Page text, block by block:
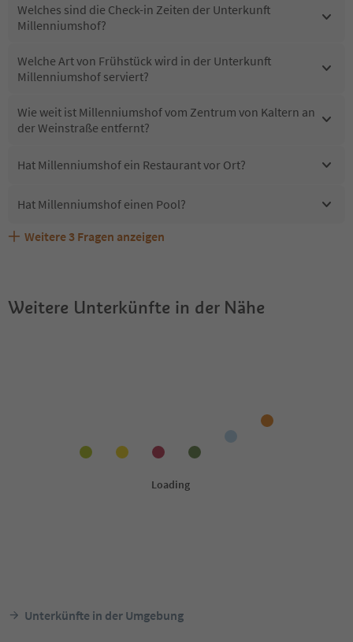
Welches sind die Check-in Zeiten der Unterkunft
Millenniumshof?
Welche Art von Frühstück wird in der Unterkunft
Millenniumshof serviert?
Wie weit ist Millenniumshof vom Zentrum von Kaltern an
der Weinstraße entfernt?
Hat Millenniumshof ein Restaurant vor Ort?
Hat Millenniumshof einen Pool?
Sind Haustiere in der Unterkunft Millenniumshof
Welche Services bietet Millenniumshof?
Erhalten die Gäste von Millenniumshof einen Südtirol
Weitere 3 Fragen anzeigen
Weitere Unterkünfte in der Nähe
Unterkünfte in der Umgebung